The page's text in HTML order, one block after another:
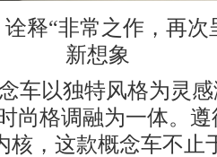
释“非常之作，再次
新想象
车以独特风格为灵
尚格调融为一体。遵
核，这款概念车不止